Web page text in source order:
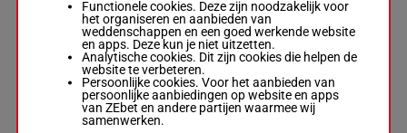
RAMADHAAN
Luis Saez-
Anna M. Meah
Box: 8 -M/4 -
6p 3p 3p 7p (22)
M/456.5
kg
6p 3p 3p
7p (22)
6p
8
Functionele cookies. Deze zijn noodzakelijk voor
het organiseren en aanbieden van
weddenschappen en een goed werkende website
en apps. Deze kun je niet uitzetten.
Analytische cookies. Dit zijn cookies die helpen de
website te verbeteren.
Persoonlijke cookies. Voor het aanbieden van
persoonlijke aanbiedingen op website en apps
van ZEbet en andere partijen waarmee wij
samenwerken.